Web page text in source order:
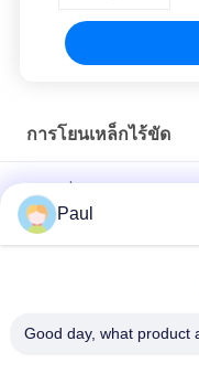
การโยนเหล็กไร้ขัด
การหล่อแบบลงทุนสแตนเ
Lost Wax
Paul
Good day, what product